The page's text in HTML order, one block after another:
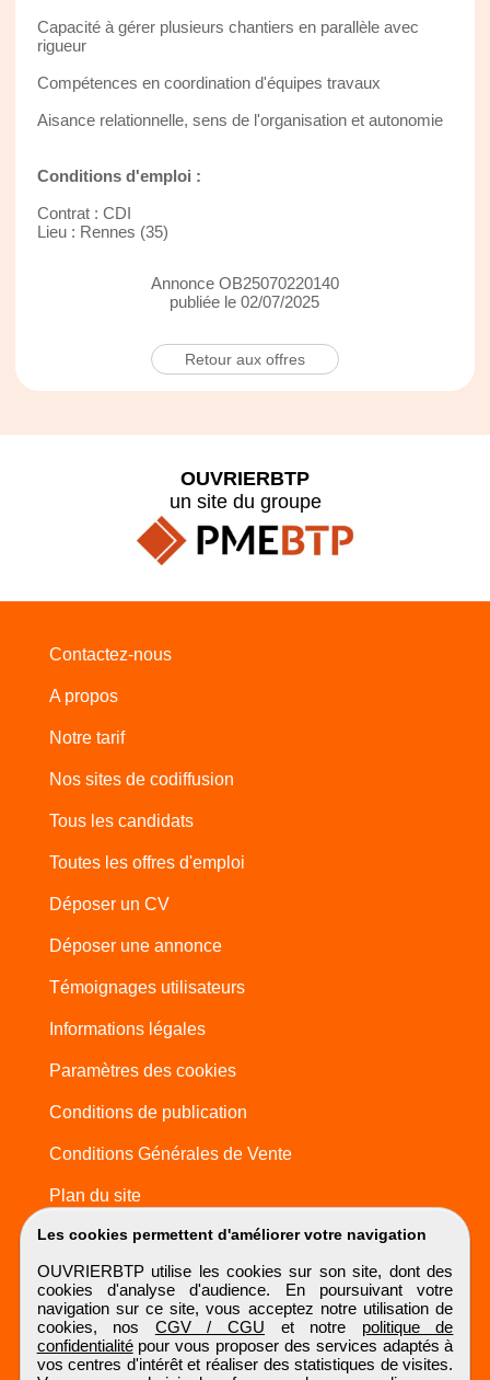
Capacité à gérer plusieurs chantiers en parallèle avec
rigueur
Compétences en coordination d'équipes travaux
Aisance relationnelle, sens de l'organisation et autonomie
Conditions d'emploi :
Contrat : CDI
Lieu : Rennes (35)
Annonce OB25070220140
publiée le 02/07/2025
Retour aux offres
Les cookies permettent d'améliorer votre navigation
OUVRIERBTP utilise les cookies sur son site, dont des
cookies d'analyse d'audience. En poursuivant votre
navigation sur ce site, vous acceptez notre utilisation de
cookies, nos CGV / CGU et notre politique de
confidentialitépour vous proposer des services adaptés à
vos centres d'intérêt et réaliser des statistiques de visites.
OUVRIERBTP
un site du groupe
Contactez-nous
A propos
Notre tarif
Nos sites de codiffusion
Tous les candidats
Toutes les offres d'emploi
Déposer un CV
Déposer une annonce
Témoignages utilisateurs
Informations légales
Paramètres des cookies
Conditions de publication
Conditions Générales de Vente
Plan du site